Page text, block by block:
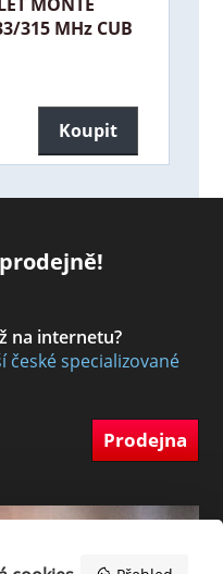
315 MHz CUB
Koupit
na internetu?
specializované
Prodejna